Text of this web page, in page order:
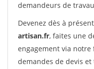
demandeurs de
Devenez dès à
artisan.fr, faites une
engagement via
demandes de devis